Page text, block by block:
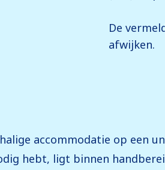
De
afwijken.
accommodatie op een
hebt, ligt binnen